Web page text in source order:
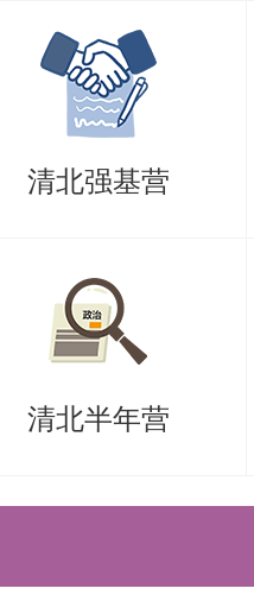
需要说的是，考
持。盛世清北-清
造，有清北先行
实战营、清北冲
巧，专项技能拔
清北。
清北强基营
清北半年营